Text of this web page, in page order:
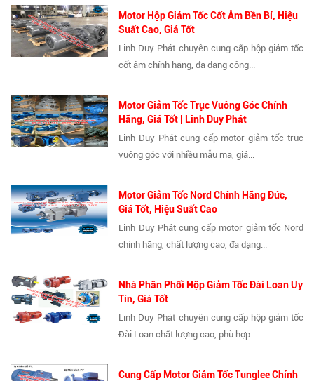
Motor Hộp Giảm Tốc Cốt Âm Bền Bỉ, Hiệu
Suất Cao, Giá Tốt
Linh Duy Phát chuyên cung cấp hộp giảm tốc
cốt âm chính hãng, đa dạng công...
Motor Giảm Tốc Trục Vuông Góc Chính
Hãng, Giá Tốt | Linh Duy Phát
Linh Duy Phát cung cấp motor giảm tốc trục
vuông góc với nhiều mẫu mã, giá...
Motor Giảm Tốc Nord Chính Hãng Đức,
Giá Tốt, Hiệu Suất Cao
Linh Duy Phát cung cấp motor giảm tốc Nord
chính hãng, chất lượng cao, đa dạng...
Nhà Phân Phối Hộp Giảm Tốc Đài Loan Uy
Tín, Giá Tốt
Linh Duy Phát chuyên cung cấp hộp giảm tốc
Đài Loan chất lượng cao, phù hợp...
Cung Cấp Motor Giảm Tốc Tunglee Chính